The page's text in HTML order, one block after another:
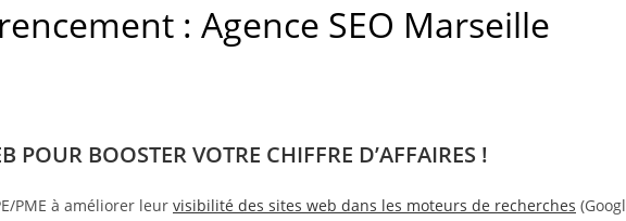
: Agence SEO Marseille
BOOSTER VOTRE CHIFFRE D’AFFAIRES !
PME à améliorer leur visibilité des sites web dans les moteurs de recherches